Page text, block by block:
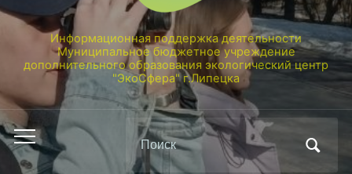
Информационная поддержка деятельности
Муниципальное бюджетное учреждение
дополнительного образования экологический центр
"ЭкоСфера" г.Липецка
Переключить
мобильное
Поиск
по: